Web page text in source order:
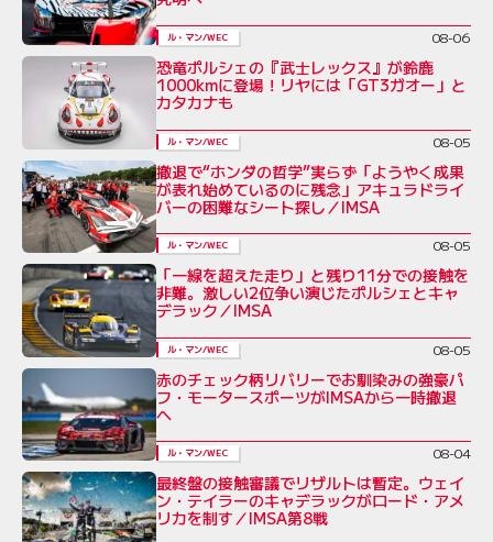
ル・マン/WEC 08-06
恐竜ポルシェの『武士レックス』が鈴鹿
1000kmに登場！リヤには「GT3ガオー」と
カタカナも
ル・マン/WEC 08-05
撤退で“ホンダの哲学”実らず「ようやく成果
が表れ始めているのに残念」アキュラドライ
バーの困難なシート探し／IMSA
ル・マン/WEC 08-05
「一線を超えた走り」と残り11分での接触を
非難。激しい2位争い演じたポルシェとキャ
デラック／IMSA
ル・マン/WEC 08-05
赤のチェック柄リバリーでお馴染みの強豪パ
フ・モータースポーツがIMSAから一時撤退
へ
ル・マン/WEC 08-04
最終盤の接触審議でリザルトは暫定。ウェイ
ン・テイラーのキャデラックがロード・アメ
リカを制す／IMSA第8戦